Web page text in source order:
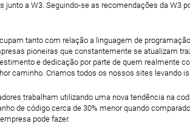
a W3. Seguindo-se as recomendações da W3
tanto com relação a linguagem de
pioneiras que constantemente se atualizam
e dedicação por parte de quem realmente
caminho. Criamos todos os nossos sites levando
trabalham utilizando uma nova tendência na
de código cerca de 30% menor quando
pode fazer.